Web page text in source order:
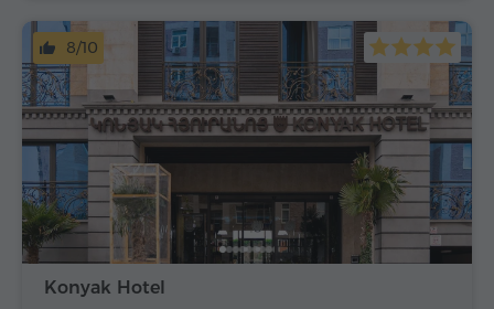
Konyak Hotel
8/10